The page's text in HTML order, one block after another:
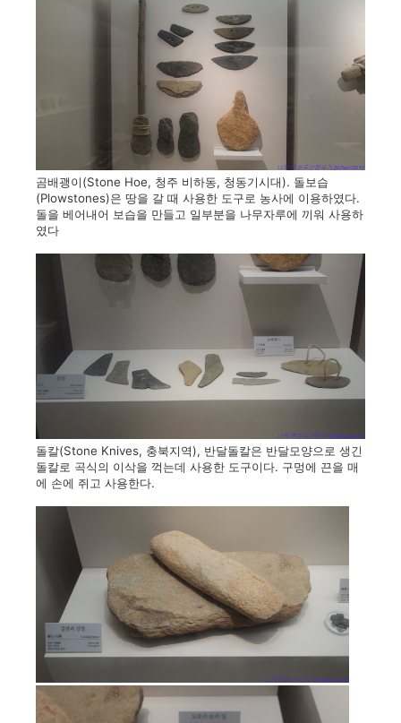
곰배괭이(Stone Hoe, 청주 비하동, 청동기시대). 돌보습
(Plowstones)은 땅을 갈 때 사용한 도구로 농사에 이용하였다.
돌을 베어내어 보습을 만들고 일부분을 나무자루에 끼워 사용하
였다
돌칼(Stone Knives, 충북지역), 반달돌칼은 반달모양으로 생긴
돌칼로 곡식의 이삭을 꺽는데 사용한 도구이다. 구멍에 끈을 매
에 손에 쥐고 사용한다.